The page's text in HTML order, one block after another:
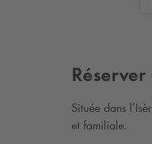
Située dans
et familiale.